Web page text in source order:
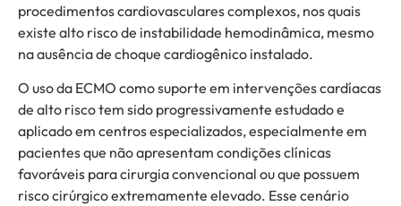
procedimentos cardiovasculares complexos, nos quais
existe alto risco de instabilidade hemodinâmica, mesmo
na ausência de choque cardiogênico instalado.
O uso da ECMO como suporte em intervenções cardíacas
de alto risco tem sido progressivamente estudado e
aplicado em centros especializados, especialmente em
pacientes que não apresentam condições clínicas
favoráveis para cirurgia convencional ou que possuem
risco cirúrgico extremamente elevado. Esse cenário